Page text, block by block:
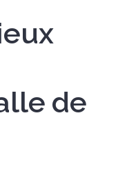
de